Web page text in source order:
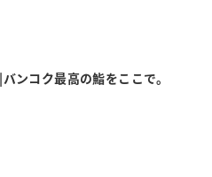
ンコク最高の鮨をここで。